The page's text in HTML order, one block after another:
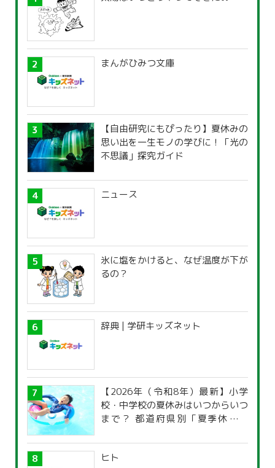
まんがひみつ文庫
【自由研究にもぴったり】夏休みの
思い出を一生モノの学びに！「光の
不思議」探究ガイド
ニュース
氷に塩をかけると、なぜ温度が下が
るの？
辞典 | 学研キッズネット
【2026年（令和8年）最新】小学
校・中学校の夏休みはいつからいつ
まで？ 都道府県別「夏季休暇一
ヒト